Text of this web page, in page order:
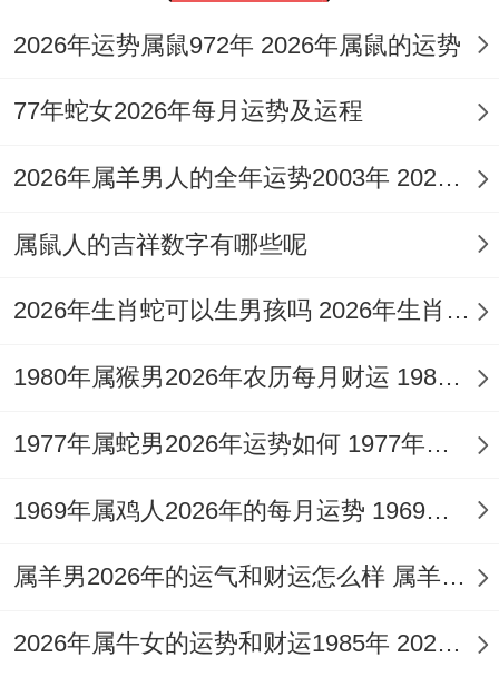
唯幸有天德、福星等吉神同宫。能在必须程
度上化解凶性，逢凶化吉，这代表着即便遇
脱离困境，结合这些神煞特性，行事当以稳
健周全为上不宜急功近利。
支午火正官为禄，主事业宫与财帛宫联动活
跃，对于职场人士，尤其是从事管理，公
有职务晋升，考核通过、项目主导或获奖肯
定之喜。
力与苛责挑剔的上级关系，对于那些命局中
2026年运势属鼠972年 2026年属鼠的运势
77年蛇女2026年每月运势及运程
2026年属羊男人的全年运势2003年 2026年属羊男的上坟行吗
属鼠人的吉祥数字有哪些呢
2026年生肖蛇可以生男孩吗 2026年生肖蛇运势大全
1980年属猴男2026年农历每月财运 1980年属猴男好不好
1977年属蛇男2026年运势如何 1977年属蛇男2026年运势及运程
1969年属鸡人2026年的每月运势 1969年属鸡人的寿命
属羊男2026年的运气和财运怎么样 属羊男2026年全年运势及运程详解
2026年属牛女的运势和财运1985年 2026年属牛女85年运势